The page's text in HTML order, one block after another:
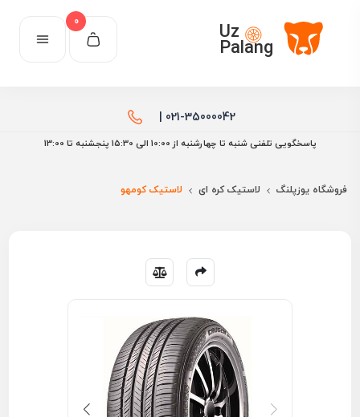
Uz
Palang
0
021-35000042 |
پاسخگویی تلفنی شنبه تا چهارشنبه از 10:00 الی ۱۵:30 پنجشنبه تا 13:00
فروشگاه یوزپلنگ لاستیک کره ای لاستیک کومهو